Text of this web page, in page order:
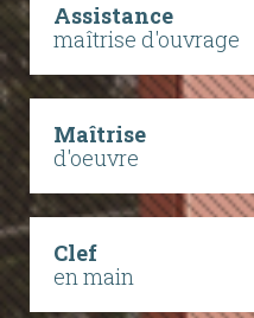
Assistance
maîtrise d'ouvrage
Maîtrise
d'oeuvre
Clef
en main